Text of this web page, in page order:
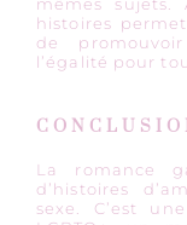
histoires
de
l’égalité pour
La romance
d’histoires
sexe. C’est